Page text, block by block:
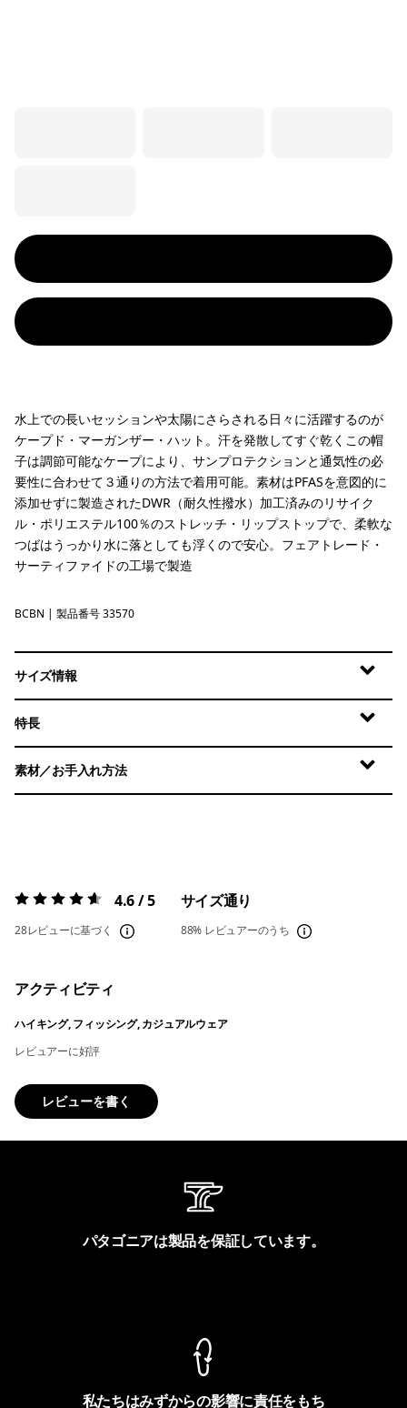
水上での長いセッションや太陽にさらされる日々に活躍するのが
ケープド・マーガンザー・ハット。汗を発散してすぐ乾くこの帽
子は調節可能なケープにより、サンプロテクションと通気性の必
要性に合わせて３通りの方法で着用可能。素材はPFASを意図的に
添加せずに製造されたDWR（耐久性撥水）加工済みのリサイク
ル・ポリエステル100％のストレッチ・リップストップで、柔軟な
つばはうっかり水に落としても浮くので安心。フェアトレード・
サーティファイドの工場で製造
Bobcat Brown
BCBN | 製品番号 33570
サイズ情報
特長
素材／お手入れ方法
評価:4.6 / 5 4.6 / 5
28レビューに基づく
サイズ通り
88% レビュアーのうち
アクティビティ
ハイキング, フィッシング, カジュアルウェア
レビュアーに好評
レビューを書く
パタゴニアは製品を保証しています。
私たちはみずからの影響に責任をもち